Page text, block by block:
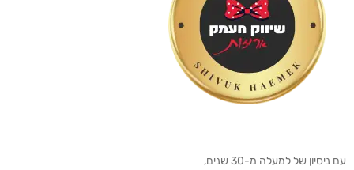
עם ניסיון של למעלה מ-30 שנים,